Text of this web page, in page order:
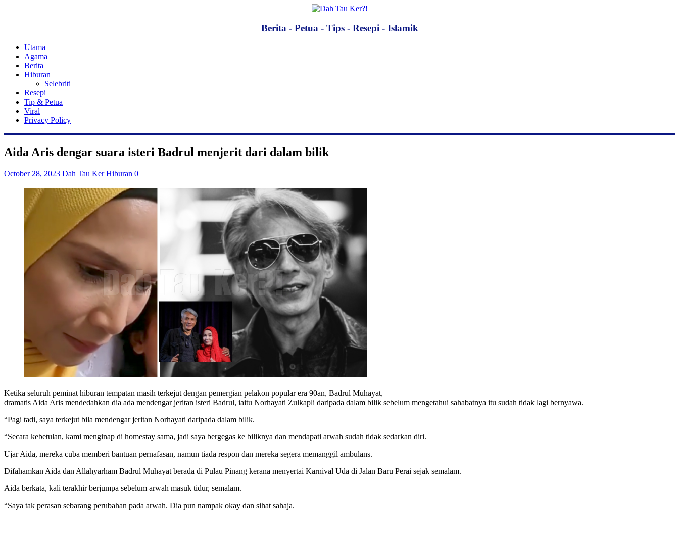
Berita - Petua - Tips - Resepi - Islamik
Utama
Agama
Berita
Hiburan
Selebriti
Resepi
Tip & Petua
Viral
Privacy Policy
Aida Aris dengar suara isteri Badrul menjerit dari dalam bilik
October 28, 2023 Dah Tau Ker Hiburan 0
Ketika seluruh peminat hiburan tempatan masih terkejut dengan pemergian pelakon popular era 90an, Badrul Muhayat,
dramatis Aida Aris mendedahkan dia ada mendengar jeritan isteri Badrul, iaitu Norhayati Zulkapli daripada dalam bilik sebelum mengetahui sahabatnya itu sudah tidak lagi bernyawa.
“Pagi tadi, saya terkejut bila mendengar jeritan Norhayati daripada dalam bilik.
“Secara kebetulan, kami menginap di homestay sama, jadi saya bergegas ke biliknya dan mendapati arwah sudah tidak sedarkan diri.
Ujar Aida, mereka cuba memberi bantuan pernafasan, namun tiada respon dan mereka segera memanggil ambulans.
Difahamkan Aida dan Allahyarham Badrul Muhayat berada di Pulau Pinang kerana menyertai Karnival Uda di Jalan Baru Perai sejak semalam.
Aida berkata, kali terakhir berjumpa sebelum arwah masuk tidur, semalam.
“Saya tak perasan sebarang perubahan pada arwah. Dia pun nampak okay dan sihat sahaja.